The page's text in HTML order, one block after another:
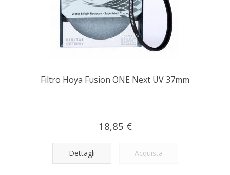
Filtro Hoya Fusion ONE Next UV 37mm
18,85 €
Dettagli Acquista